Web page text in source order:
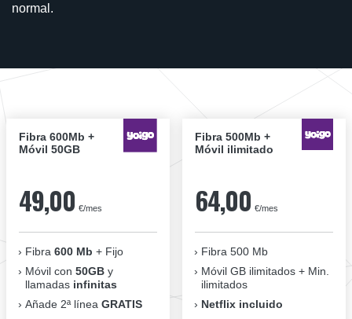
normal.
Fibra 600Mb +
Móvil 50GB
49,00 €/mes
Fibra 600 Mb + Fijo
Móvil con 50GB y
llamadas infinitas
Añade 2ª línea GRATIS
Fibra 500Mb +
Móvil ilimitado
64,00 €/mes
Fibra 500 Mb
Móvil GB ilimitados + Min.
ilimitados
Netflix incluido